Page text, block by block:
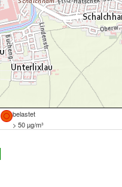
belastet
> 50 µg/m³